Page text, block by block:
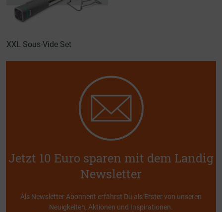
XXL Sous-Vide Set
Jetzt 10 Euro sparen mit dem Landig
Newsletter
Als Newsletter Abonnent erfährst Du als Erster von unseren
Neuigkeiten, Aktionen und Inspirationen.